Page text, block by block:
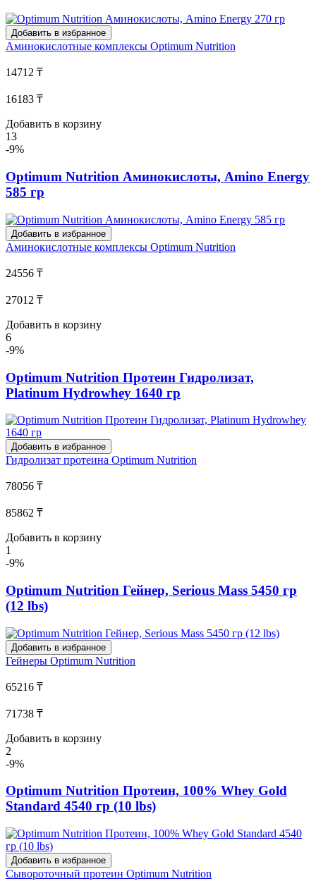
Добавить в избранное
Аминокислотные комплексы Optimum Nutrition
14712 ₸
16183 ₸
Добавить в корзину
13
-9%
Optimum Nutrition Аминокислоты, Amino Energy
585 гр
Добавить в избранное
Аминокислотные комплексы Optimum Nutrition
24556 ₸
27012 ₸
Добавить в корзину
6
-9%
Optimum Nutrition Протеин Гидролизат,
Platinum Hydrowhey 1640 гр
Добавить в избранное
Гидролизат протеина Optimum Nutrition
78056 ₸
85862 ₸
Добавить в корзину
1
-9%
Optimum Nutrition Гейнер, Serious Mass 5450 гр
(12 lbs)
Добавить в избранное
Гейнеры Optimum Nutrition
65216 ₸
71738 ₸
Добавить в корзину
2
-9%
Optimum Nutrition Протеин, 100% Whey Gold
Standard 4540 гр (10 lbs)
Добавить в избранное
Сывороточный протеин Optimum Nutrition